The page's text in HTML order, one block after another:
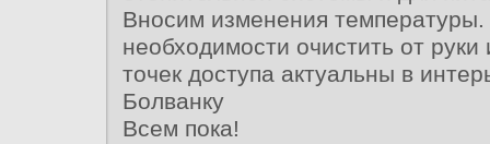
Вносим изменения температуры.
необходимости очистить от
точек доступа актуальны в
Болванку
Всем пока!